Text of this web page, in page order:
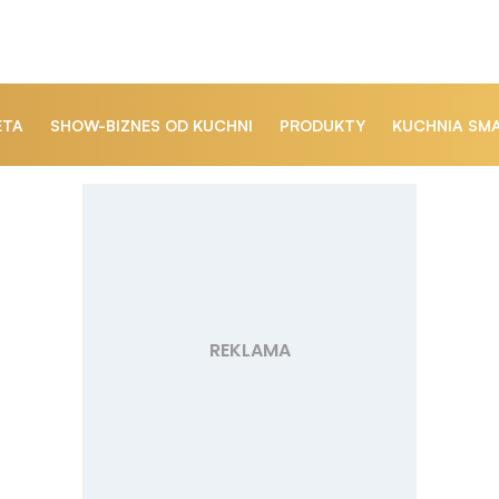
SHOW-BIZNES OD KUCHNI PRODUKTY KUCHNIA